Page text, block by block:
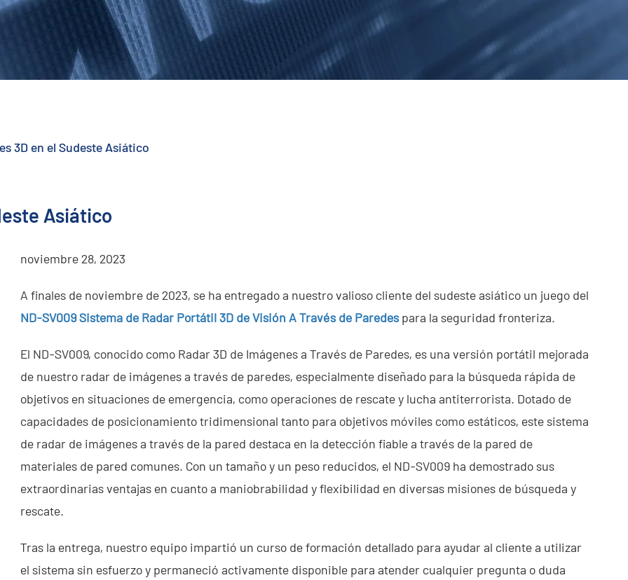
3D en el Sudeste Asiático
Asiático
noviembre 28, 2023
A finales de noviembre de 2023, se ha entregado a nuestro valioso cliente del sudeste asiático un juego del
ND-SV009 Sistema de Radar Portátil 3D de Visión A Través de Paredespara la seguridad fronteriza.
El ND-SV009, conocido como Radar 3D de Imágenes a Través de Paredes, es una versión portátil mejorada
de nuestro radar de imágenes a través de paredes, especialmente diseñado para la búsqueda rápida de
objetivos en situaciones de emergencia, como operaciones de rescate y lucha antiterrorista. Dotado de
capacidades de posicionamiento tridimensional tanto para objetivos móviles como estáticos, este sistema
de radar de imágenes a través de la pared destaca en la detección fiable a través de la pared de
materiales de pared comunes. Con un tamaño y un peso reducidos, el ND-SV009 ha demostrado sus
extraordinarias ventajas en cuanto a maniobrabilidad y flexibilidad en diversas misiones de búsqueda y
rescate.
Tras la entrega, nuestro equipo impartió un curso de formación detallado para ayudar al cliente a utilizar
el sistema sin esfuerzo y permaneció activamente disponible para atender cualquier pregunta o duda